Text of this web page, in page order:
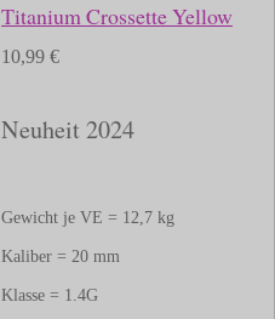
Titanium Crossette Yellow
10,99 €
Neuheit 2024
Gewicht je VE = 12,7 kg
Kaliber = 20 mm
Klasse = 1.4G